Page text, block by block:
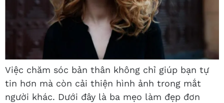
Việc chăm sóc bản thân không chỉ giúp bạn tự
tin hơn mà còn cải thiện hình ảnh trong mắt
người khác. Dưới đây là ba mẹo làm đẹp đơn